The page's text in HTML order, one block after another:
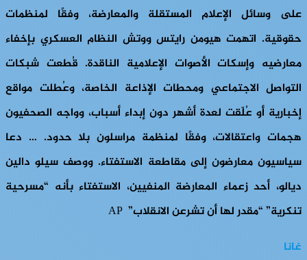
على وسائل الإعلام المستقلة والمعارضة، وفقًا لمنظمات
حقوقية. اتهمت هيومن رايتس ووتش النظام العسكري بإخفاء
معارضيه وإسكات الأصوات الإعلامية الناقدة. قُطعت شبكات
التواصل الاجتماعي ومحطات الإذاعة الخاصة، وعُطلت مواقع
إخبارية أو عُلّقت لعدة أشهر دون إبداء أسباب، وواجه الصحفيون
هجمات واعتقالات، وفقًا لمنظمة مراسلون بلا حدود. … دعا
سياسيون معارضون إلى مقاطعة الاستفتاء. ووصف سيلو دالين
ديالو، أحد زعماء المعارضة المنفيين، الاستفتاء بأنه “مسرحية
تنكرية” “مقدر لها أن تشرعن الانقلاب” AP
غانا